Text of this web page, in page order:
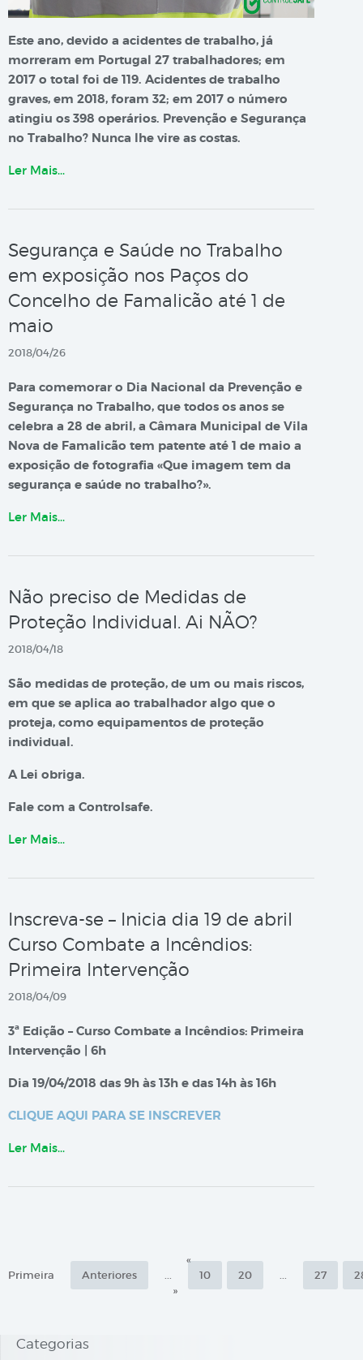
Este ano, devido a acidentes de trabalho, já
morreram em Portugal 27 trabalhadores; em
2017 o total foi de 119. Acidentes de trabalho
graves, em 2018, foram 32; em 2017 o número
atingiu os 398 operários. Prevenção e Segurança
no Trabalho? Nunca lhe vire as costas.
Ler Mais…
Segurança e Saúde no Trabalho
em exposição nos Paços do
Concelho de Famalicão até 1 de
maio
2018/04/26
Para comemorar o Dia Nacional da Prevenção e
Segurança no Trabalho, que todos os anos se
celebra a 28 de abril, a Câmara Municipal de Vila
Nova de Famalicão tem patente até 1 de maio a
exposição de fotografia «Que imagem tem da
segurança e saúde no trabalho?».
Ler Mais…
Não preciso de Medidas de
Proteção Individual. Ai NÃO?
2018/04/18
São medidas de proteção, de um ou mais riscos,
em que se aplica ao trabalhador algo que o
proteja, como equipamentos de proteção
individual.
A Lei obriga.
Fale com a Controlsafe.
Ler Mais…
Inscreva-se – Inicia dia 19 de abril
Curso Combate a Incêndios:
Primeira Intervenção
2018/04/09
3ª Edição – Curso Combate a Incêndios: Primeira
Intervenção | 6h
Dia 19/04/2018 das 9h às 13h e das 14h às 16h
CLIQUE AQUI PARA SE INSCREVER
Ler Mais…
«
Primeira
Anteriores ... 10 20 ... 27
»
Categorias